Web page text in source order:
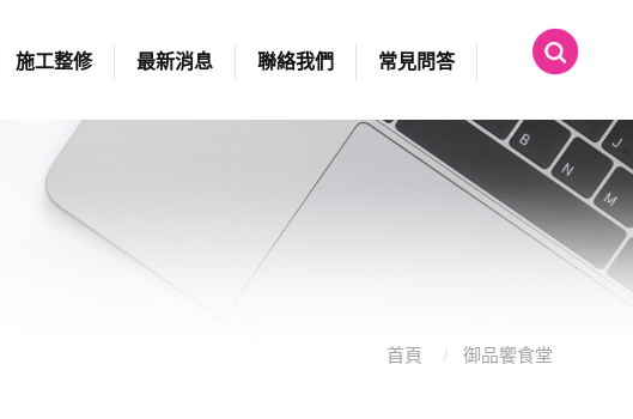
施工整修 最新消息 聯絡我們 常見問答
首頁 御品饗食堂